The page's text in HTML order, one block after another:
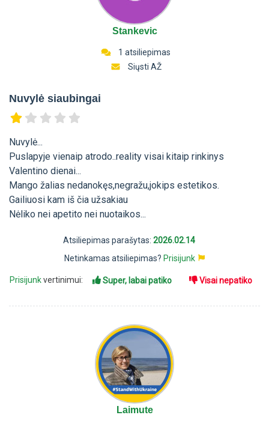
Stankevic
1 atsiliepimas
Siųsti AŽ
Nuvylė siaubingai
Nuvylė...
Puslapyje vienaip atrodo..reality visai kitaip rinkinys
Valentino dienai...
Mango žalias nedanokęs,negražu,jokips estetikos.
Gailiuosi kam iš čia užsakiau
Nėliko nei apetito nei nuotaikos...
Atsiliepimas parašytas: 2026.02.14
Netinkamas atsiliepimas? Prisijunk
Prisijunkvertinimui: Super, labai patiko Visai nepatiko
Laimute